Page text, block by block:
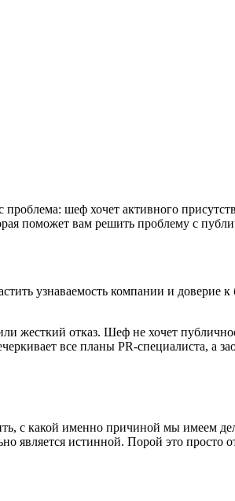
проблема: шеф хочет активного
поможет вам решить проблему с
узнаваемость компании и доверие к
жесткий отказ. Шеф не хочет
все планы PR-специалиста, а
с какой именно причиной мы имеем
является истинной. Порой это просто